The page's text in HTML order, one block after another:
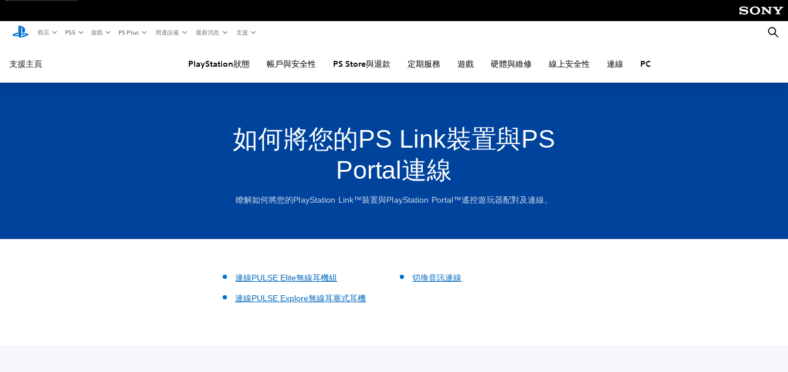
商店 PS5 遊戲 PS Plus 周邊設備 最新消息 支援
搜
尋
支援主頁 PlayStation狀態 帳戶與安全性 PS Store與退款 定期服務 遊戲 硬體與維修 線上安全性 連線 PC
如何將您的PS Link裝置與PS
Portal連線
瞭解如何將您的PlayStation Link™裝置與PlayStation Portal™遙控遊玩器配對及連線。
連線PULSE Elite無線耳機組
連線PULSE Explore無線耳塞式耳機
切換音訊連線